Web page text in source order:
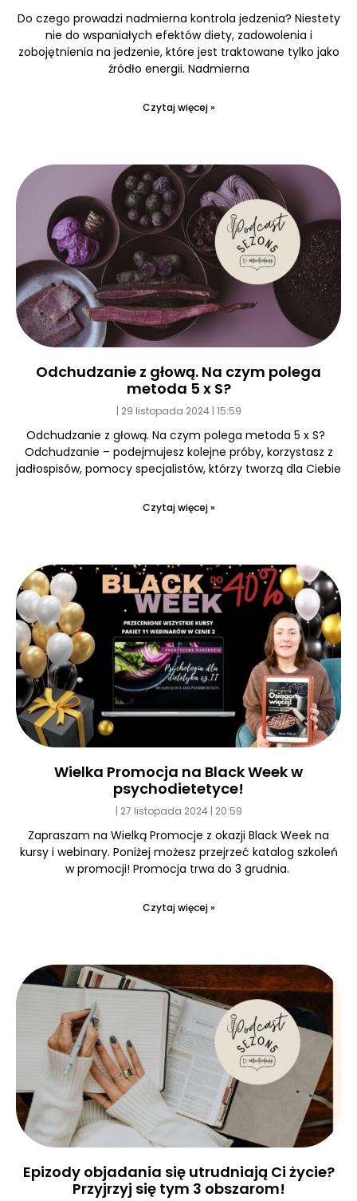
Do czego prowadzi nadmierna kontrola jedzenia? Niestety
nie do wspaniałych efektów diety, zadowolenia i
zobojętnienia na jedzenie, które jest traktowane tylko jako
źródło energii. Nadmierna
Czytaj więcej »
Odchudzanie z głową. Na czym polega
metoda 5 x S?
29 listopada 2024 15:59
Odchudzanie z głową. Na czym polega metoda 5 x S?
Odchudzanie – podejmujesz kolejne próby, korzystasz z
jadłospisów, pomocy specjalistów, którzy tworzą dla Ciebie
Czytaj więcej »
Wielka Promocja na Black Week w
psychodietetyce!
27 listopada 2024 20:59
Zapraszam na Wielką Promocje z okazji Black Week na
kursy i webinary. Poniżej możesz przejrzeć katalog szkoleń
w promocji! Promocja trwa do 3 grudnia.
Czytaj więcej »
Epizody objadania się utrudniają Ci życie?
Przyjrzyj się tym 3 obszarom!